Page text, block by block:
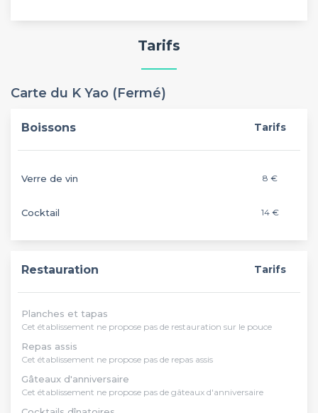
Tarifs
Carte du K Yao (Fermé)
Boissons Tarifs
Verre de vin 8 €
Cocktail 14 €
Restauration Tarifs
Planches et tapas
Cet établissement ne propose pas de restauration sur le pouce
Repas assis
Cet établissement ne propose pas de repas assis
Gâteaux d'anniversaire
Cet établissement ne propose pas de gâteaux d'anniversaire